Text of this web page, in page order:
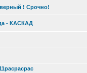
! Срочно!
- КАСКАД